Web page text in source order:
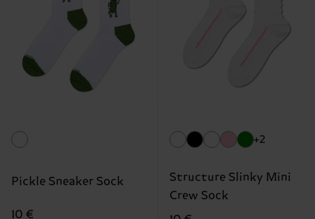
Pickle Sneaker Sock
10 €
+2
Structure Slinky Mini
Crew Sock